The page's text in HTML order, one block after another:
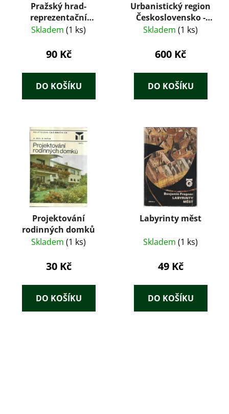
Pražský hrad-
reprezentační
prostory
Skladem (1 ks)
90 Kč
DO KOŠÍKU
Urbanistický region
Československo -
domov patnácti
Skladem (1 ks)
600 Kč
DO KOŠÍKU
Projektování
rodinných domků
Skladem (1 ks)
30 Kč
DO KOŠÍKU
Labyrinty měst
Skladem (1 ks)
49 Kč
DO KOŠÍKU